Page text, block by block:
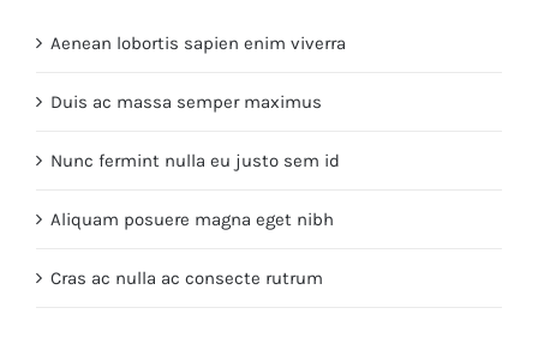
Aenean lobortis sapien enim viverra
Duis ac massa semper maximus
Nunc fermint nulla eu justo sem id
Aliquam posuere magna eget nibh
Cras ac nulla ac consecte rutrum